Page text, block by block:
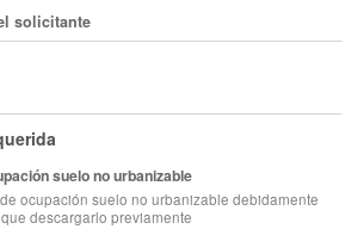
solicitante
suelo no urbanizable
ocupación suelo no urbanizable debidamente
descargarlo previamente